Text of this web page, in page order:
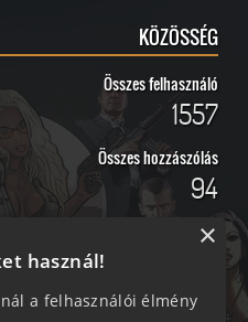
KÖZÖSSÉG
Összes felhasználó
1557
Összes hozzászólás
94
Kövess Minket!
használ!
a felhasználói élmény
×